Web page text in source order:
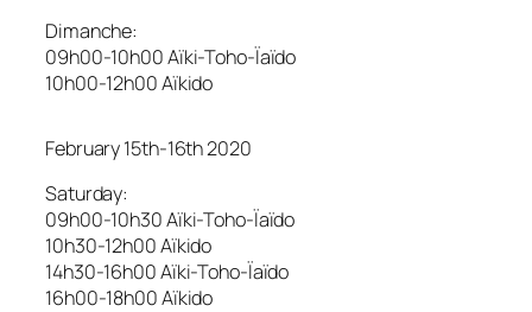
Dimanche:
09h00-10h00 Aïki-Toho-Ïaïdo
10h00-12h00 Aïkido
February 15th-16th 2020
Saturday:
09h00-10h30 Aïki-Toho-Ïaïdo
10h30-12h00 Aïkido
14h30-16h00 Aïki-Toho-Ïaïdo
16h00-18h00 Aïkido